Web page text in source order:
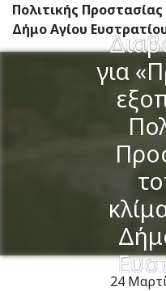
Πολιτικής
Δήμο Αγίου
για
24